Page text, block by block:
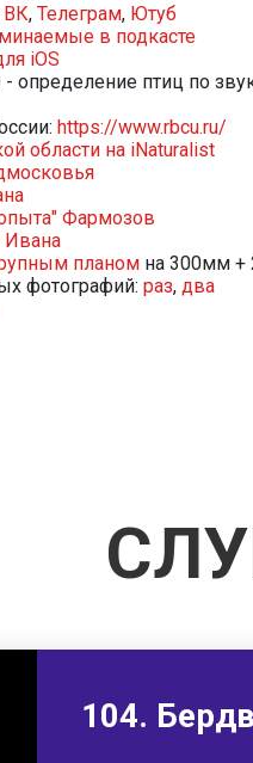
ВК, Телеграм, Ютуб
в подкасте
iOS
- определение птиц по
https://www.rbcu.ru/
области на iNaturalist
Фармозов
планом на 300мм +
фотографий: раз, два
104.